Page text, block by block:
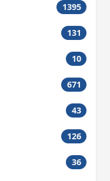
1395
131
10
671
43
126
36